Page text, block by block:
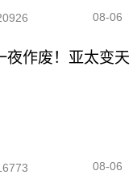
08-06
夜作废！亚太变天
08-06